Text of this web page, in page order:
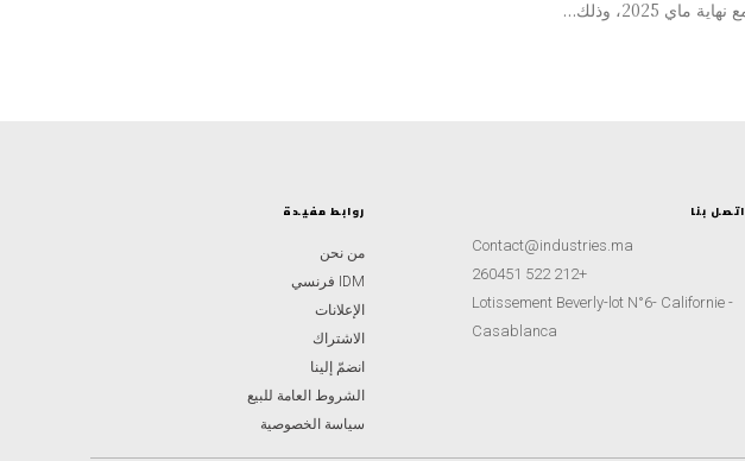
روابط مفيدة
من نحن
IDM فرنسي
الإعلانات
الاشتراك
انضمّ إلينا
الشروط العامة للبيع
سياسة الخصوصية
اتصل بنا
Contact@industries.ma
+212 522 260451
Lotissement Beverly-lot N°6- Californie -
Casablanca